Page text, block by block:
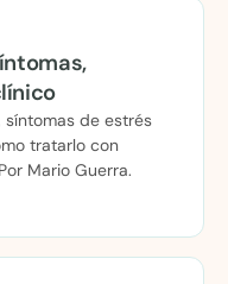
de estrés
tratarlo con
Mario Guerra.